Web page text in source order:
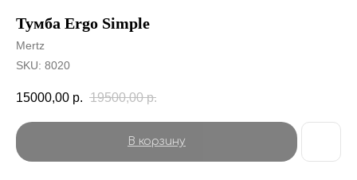
Тумба Ergo Simple
Mertz
SKU: 8020
15000,00 р. 19500,00 р.
В корзину